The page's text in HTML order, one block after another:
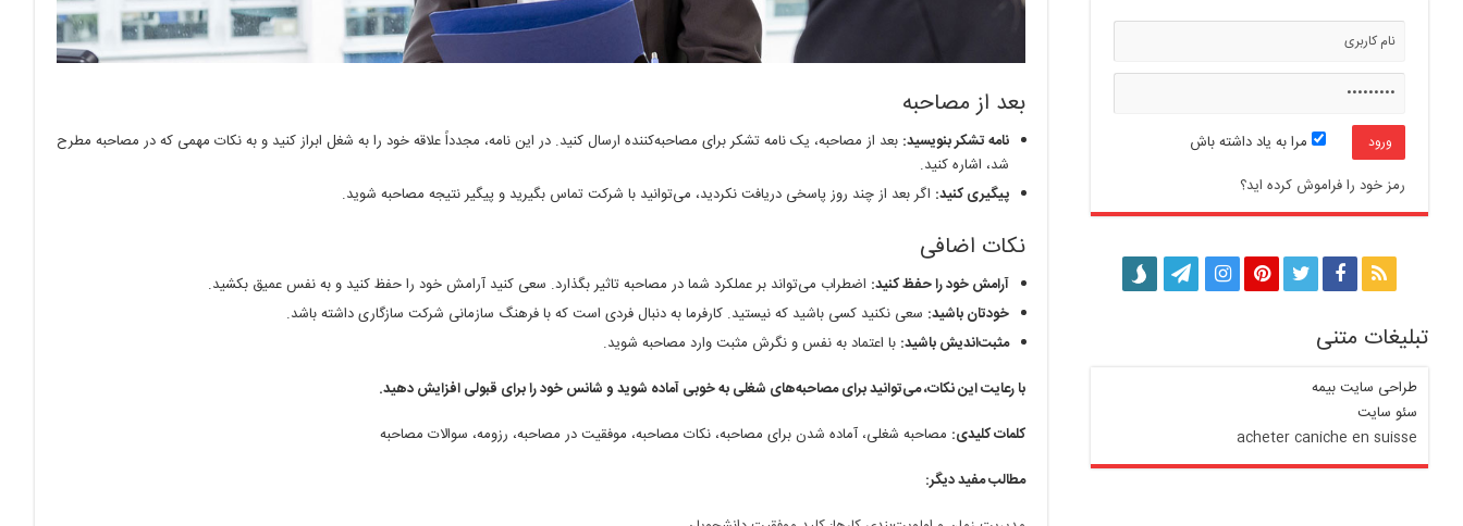
بعد از مصاحبه
نامه تشکر بنویسید: بعد از مصاحبه، یک نامه تشکر برای مصاحبه‌کننده ارسال کنید. در این نامه، مجدداً علاقه خود را به شغل ابراز کنید و به نکات مهمی که در مصاحبه مطرح
شد، اشاره کنید.
پیگیری کنید: اگر بعد از چند روز پاسخی دریافت نکردید، می‌توانید با شرکت تماس بگیرید و پیگیر نتیجه مصاحبه شوید.
نکات اضافی
آرامش خود را حفظ کنید: اضطراب می‌تواند بر عملکرد شما در مصاحبه تاثیر بگذارد. سعی کنید آرامش خود را حفظ کنید و به نفس عمیق بکشید.
خودتان باشید: سعی نکنید کسی باشید که نیستید. کارفرما به دنبال فردی است که با فرهنگ سازمانی شرکت سازگاری داشته باشد.
مثبت‌اندیش باشید: با اعتماد به نفس و نگرش مثبت وارد مصاحبه شوید.
با رعایت این نکات، می‌توانید برای مصاحبه‌های شغلی به خوبی آماده شوید و شانس خود را برای قبولی افزایش دهید.
کلمات کلیدی: مصاحبه شغلی، آماده شدن برای مصاحبه، نکات مصاحبه، موفقیت در مصاحبه، رزومه، سوالات مصاحبه
مطالب مفید دیگر:
مرا به یاد داشته باش
رمز خود را فراموش کرده اید؟
تبلیغات متنی
طراحی سایت بیمه
سئو سایت
acheter caniche en suisse